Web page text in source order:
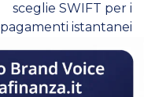
sceglie SWIFT per i
pagamenti istantanei